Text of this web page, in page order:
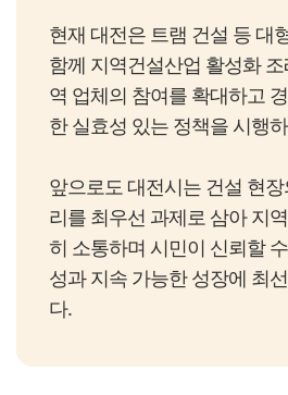
현재 대전은 트램 건설 등 대
함께 지역건설산업 활성화
역 업체의 참여를 확대하고
한 실효성 있는 정책을 시행
앞으로도 대전시는 건설 현
리를 최우선 과제로 삼아 지
히 소통하며 시민이 신뢰할
성과 지속 가능한 성장에 최
다.